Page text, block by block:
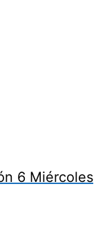
6 Miércoles